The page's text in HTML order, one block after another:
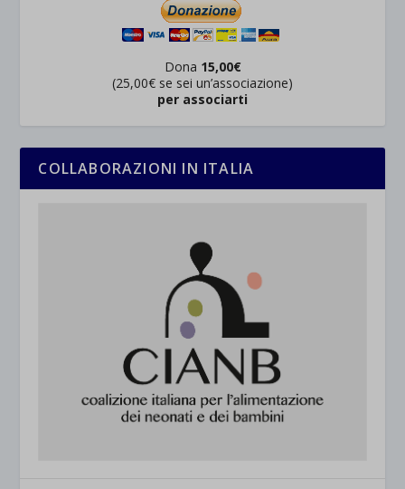
Dona 15,00€
(25,00€ se sei un’associazione)
per associarti
COLLABORAZIONI IN ITALIA